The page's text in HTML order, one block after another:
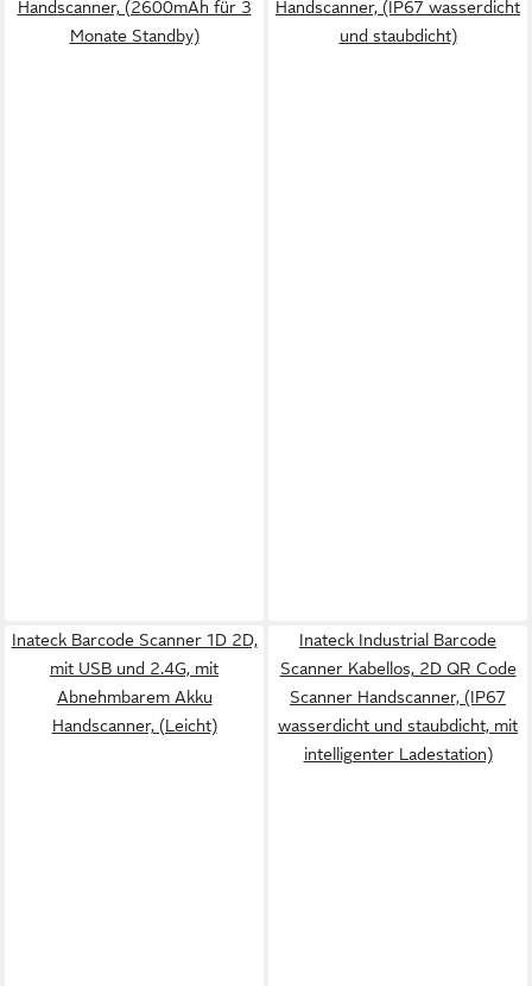
Handscanner, (2600mAh für 3
Monate Standby)
Handscanner, (IP67 wasserdicht
und staubdicht)
Inateck Barcode Scanner 1D 2D,
mit USB und 2.4G, mit
Abnehmbarem Akku
Handscanner, (Leicht)
Inateck Industrial Barcode
Scanner Kabellos, 2D QR Code
Scanner Handscanner, (IP67
wasserdicht und staubdicht, mit
intelligenter Ladestation)